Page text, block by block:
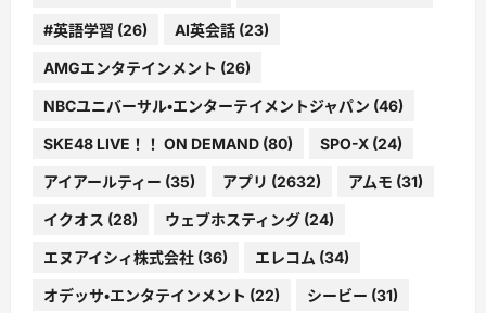
#英語学習 (26) AI英会話 (23)
AMGエンタテインメント (26)
NBCユニバーサル・エンターテイメントジャパン (46)
SKE48 LIVE！！ ON DEMAND (80) SPO-X (24)
アイアールティー (35) アプリ (2632) アムモ (31)
イクオス (28) ウェブホスティング (24)
エヌアイシィ株式会社 (36) エレコム (34)
オデッサ・エンタテインメント (22) シービー (31)